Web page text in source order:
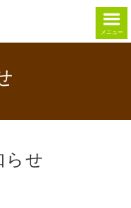
メニュー
らせ